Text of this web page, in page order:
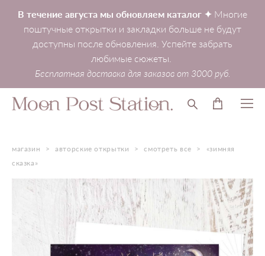
В течение августа мы обновляем каталог ✦ Многие
поштучные открытки и закладки больше не будут
доступны после обновления. Успейте забрать
любимые сюжеты.
Бесплатная доставка для заказов от 3000 руб.
магазин > авторские открытки > смотреть все >
«зимняя
сказка»